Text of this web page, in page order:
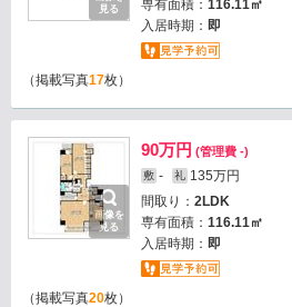
見る
専有面積： 116.11㎡
入居時期： 即
（掲載写真17枚）
画像を
見る
90万円 (管理費 -)
敷 - 礼 135万円
間取り： 2LDK
専有面積： 116.11㎡
入居時期： 即
（掲載写真20枚）